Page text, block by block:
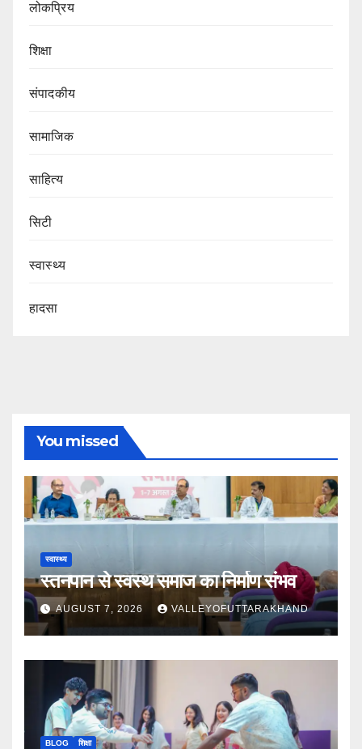
लोकप्रिय
शिक्षा
संपादकीय
सामाजिक
साहित्य
सिटी
स्वास्थ्य
हादसा
You missed
स्वास्थ्य
स्तनपान से स्वस्थ समाज का निर्माण संभव
AUGUST 7, 2026 VALLEYOFUTTARAKHAND
BLOG शिक्षा